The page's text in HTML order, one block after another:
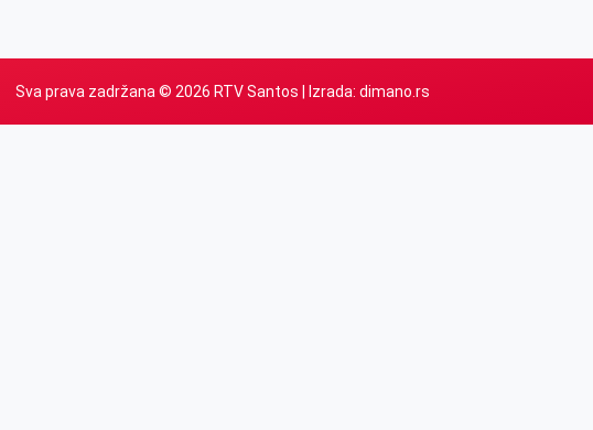
Sva prava zadržana © 2026 RTV Santos | Izrada: dimano.rs